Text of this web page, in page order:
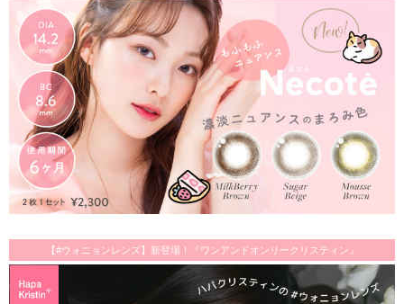
【#ウォニョンレンズ】新登場！『ワンアンドオンリークリスティン』